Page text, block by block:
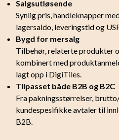
Salgsutløsende
Synlig pris, handleknapper
lagersaldo, leveringstid og
Bygd for mersalg
Tilbehør, relaterte produkter
kombinert med
lagt opp i DigiTiles.
Tilpasset både B2B og B2C
Fra pakningsstørrelser,
kundespesifikke avtaler til
B2B.